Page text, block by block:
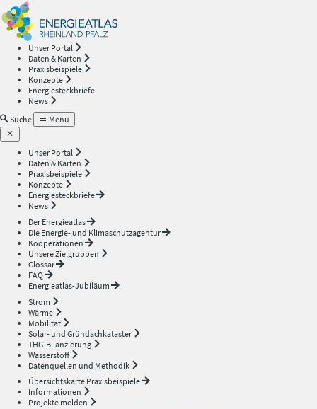
Unser Portal
Daten & Karten
Praxisbeispiele
Konzepte
Energiesteckbriefe
News
Suche
Menü
Unser Portal
Daten & Karten
Praxisbeispiele
Konzepte
Energiesteckbriefe
News
Der Energieatlas
Die Energie- und Klimaschutzagentur
Kooperationen
Unsere Zielgruppen
Glossar
FAQ
Energieatlas-Jubiläum
Strom
Wärme
Mobilität
Solar- und Gründachkataster
THG-Bilanzierung
Wasserstoff
Datenquellen und Methodik
Übersichtskarte Praxisbeispiele
Informationen
Projekte melden